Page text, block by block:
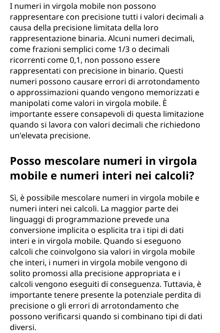
I numeri in virgola mobile non possono
rappresentare con precisione tutti i valori decimali a
causa della precisione limitata della loro
rappresentazione binaria. Alcuni numeri decimali,
come frazioni semplici come 1/3 o decimali
ricorrenti come 0,1, non possono essere
rappresentati con precisione in binario. Questi
numeri possono causare errori di arrotondamento
o approssimazioni quando vengono memorizzati e
manipolati come valori in virgola mobile. È
importante essere consapevoli di questa limitazione
quando si lavora con valori decimali che richiedono
un'elevata precisione.
Posso mescolare numeri in virgola
mobile e numeri interi nei calcoli?
Sì, è possibile mescolare numeri in virgola mobile e
numeri interi nei calcoli. La maggior parte dei
linguaggi di programmazione prevede una
conversione implicita o esplicita tra i tipi di dati
interi e in virgola mobile. Quando si eseguono
calcoli che coinvolgono sia valori in virgola mobile
che interi, i numeri in virgola mobile vengono di
solito promossi alla precisione appropriata e i
calcoli vengono eseguiti di conseguenza. Tuttavia, è
importante tenere presente la potenziale perdita di
precisione o gli errori di arrotondamento che
possono verificarsi quando si combinano tipi di dati
diversi.